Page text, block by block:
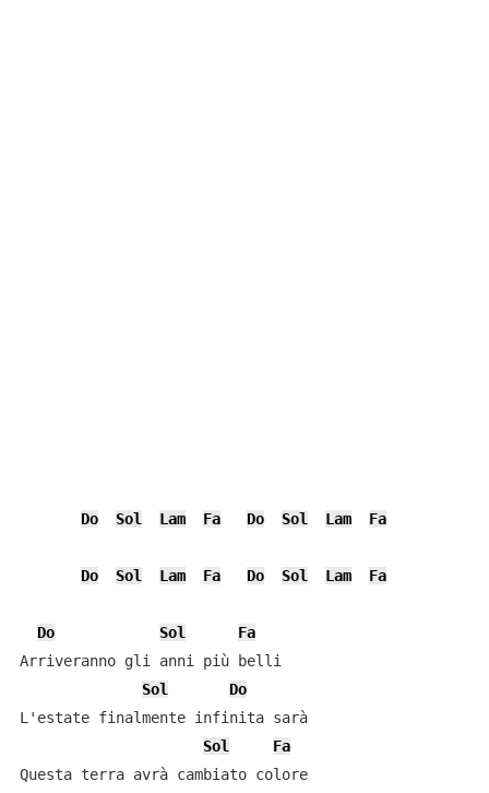
Do Sol Lam Fa Do Sol Lam Fa
Do Sol Lam Fa Do Sol Lam Fa
Do Sol
Fa
Arriveranno gli anni più belli
Sol
Do
L'estate finalmente infinita sarà
Sol
Fa
Questa terra avrà cambiato colore